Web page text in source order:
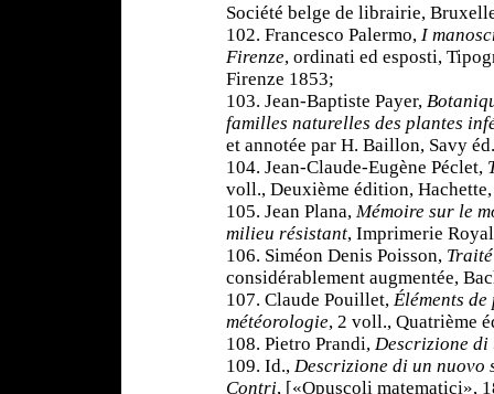
Société belge de librairie,
102. Francesco Palermo, I
Firenze, ordinati ed esposti,
Firenze 1853;
103. Jean-Baptiste Payer,
familles naturelles des plantes
et annotée par H. Baillon, Savy
104. Jean-Claude-Eugène Péclet,
voll., Deuxième édition,
105. Jean Plana, Mémoire sur le
milieu résistant, Imprimerie
106. Siméon Denis Poisson,
considérablement augmentée,
107. Claude Pouillet, Éléments
météorologie, 2 voll., Quatrième
108. Pietro Prandi, Descrizione di
109. Id., Descrizione di un nuovo
Contri, [«Opuscoli matematici»,